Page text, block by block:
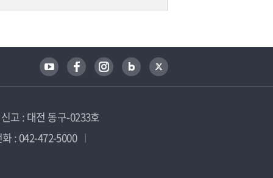
고 : 대전 동구-0233호
: 042-472-5000